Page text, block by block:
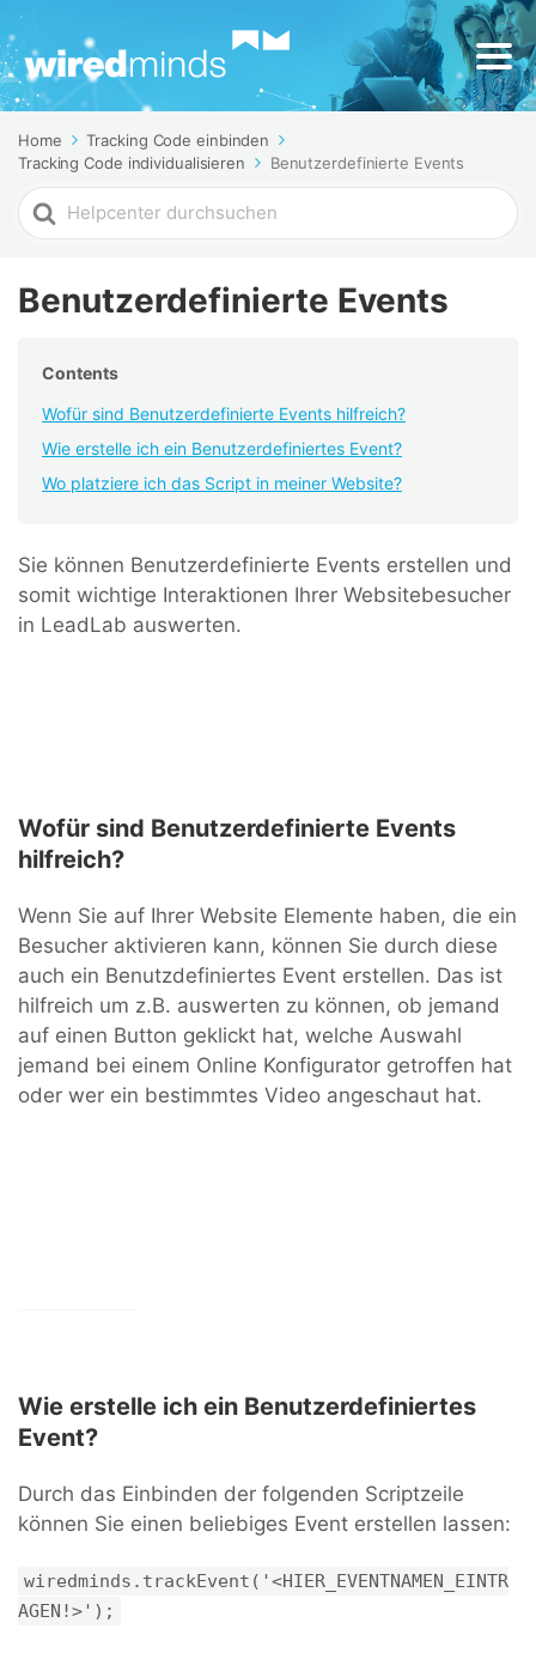
Home
Tracking Code einbinden
Tracking Code individualisieren
Benutzerdefinierte Events
Search
For
Benutzerdefinierte Events
Contents
Wofür sind Benutzerdefinierte Events hilfreich?
Wie erstelle ich ein Benutzerdefiniertes Event?
Wo platziere ich das Script in meiner Website?
Sie können Benutzerdefinierte Events erstellen und
somit wichtige Interaktionen Ihrer Websitebesucher
in LeadLab auswerten.
Wofür sind Benutzerdefinierte Events
hilfreich?
Wenn Sie auf Ihrer Website Elemente haben, die ein
Besucher aktivieren kann, können Sie durch diese
auch ein Benutzdefiniertes Event erstellen. Das ist
hilfreich um z.B. auswerten zu können, ob jemand
auf einen Button geklickt hat, welche Auswahl
jemand bei einem Online Konfigurator getroffen hat
oder wer ein bestimmtes Video angeschaut hat.
Wie erstelle ich ein Benutzerdefiniertes
Event?
Durch das Einbinden der folgenden Scriptzeile
können Sie einen beliebiges Event erstellen lassen:
wiredminds.trackEvent('<HIER_EVENTNAMEN_EINTR
AGEN!>');